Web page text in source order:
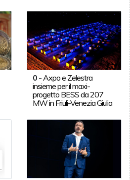
0 - Axpo e Zelestra
insieme per il maxi-
progetto BESS da 207
MW in Friuli-Venezia Giulia